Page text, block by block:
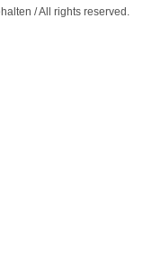
/ All rights reserved.